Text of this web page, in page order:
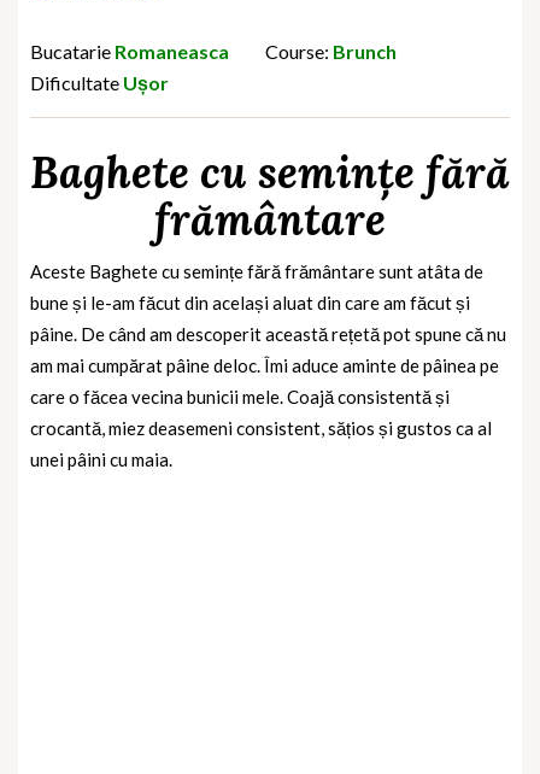
Bucatarie Romaneasca Course: Brunch
Dificultate Ușor
Baghete cu semințe fără
frământare
Aceste Baghete cu semințe fără frământare sunt atâta de
bune și le-am făcut din același aluat din care am făcut și
pâine. De când am descoperit această rețetă pot spune că nu
am mai cumpărat pâine deloc. Îmi aduce aminte de pâinea pe
care o făcea vecina bunicii mele. Coajă consistentă și
crocantă, miez deasemeni consistent, sățios și gustos ca al
unei pâini cu maia.